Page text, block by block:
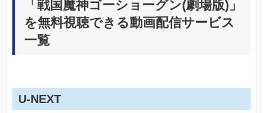
「戦国魔神ゴーショーグン(劇場版)」
を無料視聴できる動画配信サービス
一覧
U-NEXT